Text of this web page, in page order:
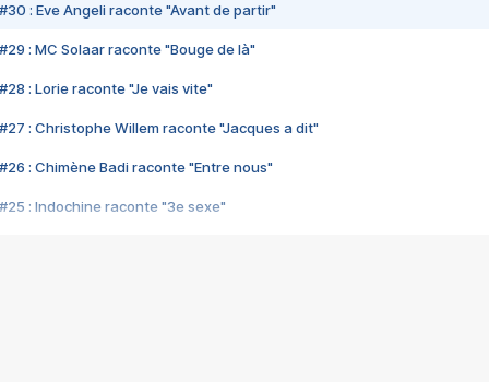
#30 : Eve Angeli raconte "Avant de partir"
#29 : MC Solaar raconte "Bouge de là"
#28 : Lorie raconte "Je vais vite"
#27 : Christophe Willem raconte "Jacques a dit"
#26 : Chimène Badi raconte "Entre nous"
#25 : Indochine raconte "3e sexe"